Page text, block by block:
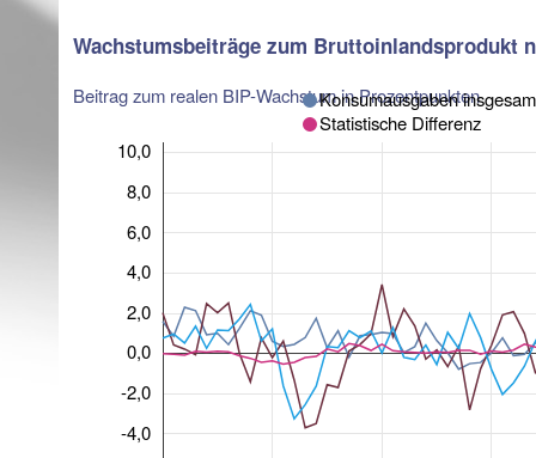
Wachstumsbeiträge zum Bruttoinlandsprodukt
Beitrag zum realen BIP-Wachstum in Prozentpunkten
-4,0
-2,0
0,0
2,0
4,0
6,0
8,0
10,0
Konsumausgaben
Statistische Differenz